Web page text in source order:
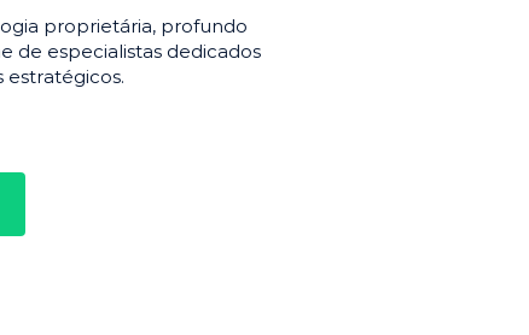
proprietária, profundo
de especialistas dedicados
estratégicos.